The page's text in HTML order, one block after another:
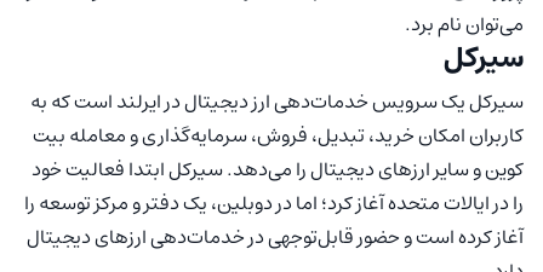
می‌توان نام برد.
سیرکل
سیرکل یک سرویس خدمات‌دهی ارز دیجیتال در ایرلند است که به
کاربران امکان خرید، تبدیل، فروش، سرمایه‌گذاری و معامله بیت
کوین و سایر ارزهای دیجیتال را می‌دهد. سیرکل ابتدا فعالیت خود
را در ایالات متحده آغاز کرد؛ اما در دوبلین، یک دفتر و مرکز توسعه را
آغاز کرده است و حضور قابل‌توجهی در خدمات‌دهی ارزهای دیجیتال